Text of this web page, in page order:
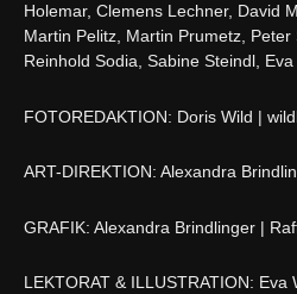
Holemar, Clemens Lechner, David
Martin Pelitz, Martin Prumetz, Peter
Reinhold Sodia, Sabine Steindl,
FOTOREDAKTION: Doris Wild |
ART-DIREKTION: Alexandra
GRAFIK: Alexandra Brindlinger |
LEKTORAT & ILLUSTRATION: Eva